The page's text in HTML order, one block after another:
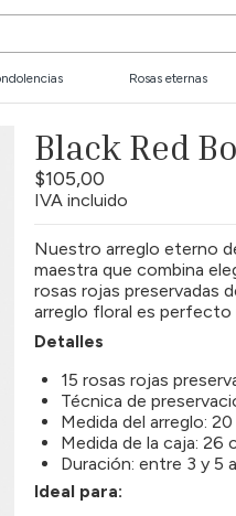
Rosas eternas
Black Red
$105,00
IVA incluido
Nuestro arreglo eterno
maestra que combina
rosas rojas preservadas
arreglo floral es perfecto
Detalles
15 rosas rojas
Técnica de
Medida del arreglo:
Medida de la caja: 26
Duración: entre 3 y 5
Ideal para: